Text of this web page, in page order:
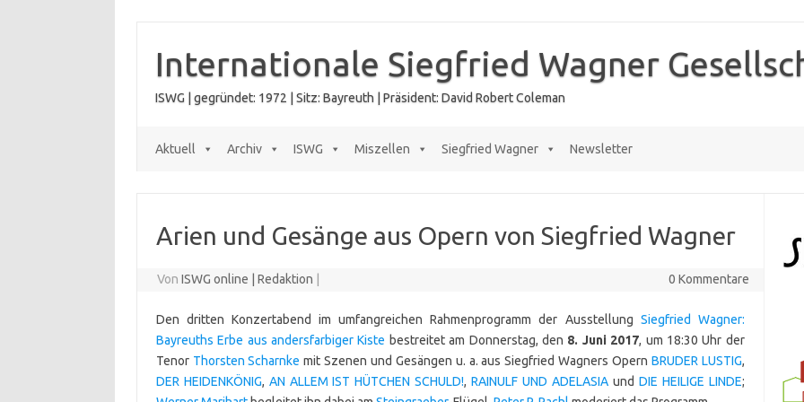
springen
Internationale Siegfried Wagner
ISWG | gegründet: 1972 | Sitz: Bayreuth | Präsident: David Robert Coleman
Aktuell Archiv ISWG Miszellen Siegfried Wagner Newsletter
Arien und Gesänge aus Opern von Siegfried Wagner
VonISWG online | Redaktion 0 Kommentare
Den dritten Konzertabend im umfangreichen Rahmenprogramm der Ausstellung Siegfried Wagner:
Bayreuths Erbe aus andersfarbiger Kiste bestreitet am Donnerstag, den 8. Juni 2017, um 18:30 Uhr der
Tenor Thorsten Scharnke mit Szenen und Gesängen u. a. aus Siegfried Wagners Opern BRUDER LUSTIG,
DER HEIDENKÖNIG, AN ALLEM IST HÜTCHEN SCHULD!,RAINULF UND ADELASIA und DIE HEILIGE LINDE;